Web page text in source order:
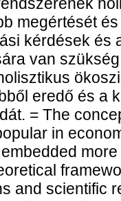
megértését
kérdések és
van
eredő és a
= The
in
and scientific